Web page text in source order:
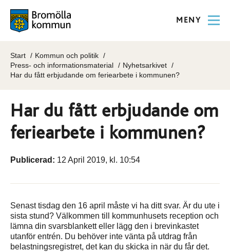
MENY
Start
Kommun och politik
Press- och informationsmaterial
Nyhetsarkivet
Har du fått erbjudande om feriearbete i kommunen?
Har du fått erbjudande om
feriearbete i kommunen?
Publicerad: 12 April 2019, kl. 10:54
Senast tisdag den 16 april måste vi ha ditt svar. Är du ute i
sista stund? Välkommen till kommunhusets reception och
lämna din svarsblankett eller lägg den i brevinkastet
utanför entrén. Du behöver inte vänta på utdrag från
belastningsregistret, det kan du skicka in när du får det.